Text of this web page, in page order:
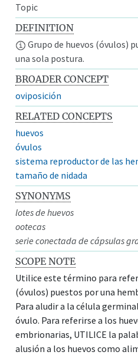
Topic
DEFINITION
Grupo de huevos (óvulos)
una sola postura.
BROADER CONCEPT
oviposición
RELATED CONCEPTS
huevos
óvulos
sistema reproductor de las
tamaño de nidada
SYNONYMS
lotes de huevos
ootecas
serie conectada de cápsulas
SCOPE NOTE
Utilice este término para
(óvulos) puestos por una
Para aludir a la célula
óvulo. Para referirse a los
embrionarias, UTILICE la
alusión a los huevos como